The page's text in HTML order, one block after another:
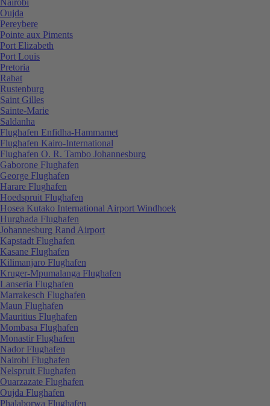
Oujda
Pereybere
Pointe aux Piments
Port Elizabeth
Port Louis
Pretoria
Rabat
Rustenburg
Saint Gilles
Sainte-Marie
Saldanha
Flughafen Enfidha-Hammamet
Flughafen Kairo-International
Flughafen O. R. Tambo Johannesburg
Gaborone Flughafen
George Flughafen
Harare Flughafen
Hoedspruit Flughafen
Hosea Kutako International Airport Windhoek
Hurghada Flughafen
Johannesburg Rand Airport
Kapstadt Flughafen
Kasane Flughafen
Kilimanjaro Flughafen
Kruger-Mpumalanga Flughafen
Lanseria Flughafen
Marrakesch Flughafen
Maun Flughafen
Mauritius Flughafen
Mombasa Flughafen
Monastir Flughafen
Nador Flughafen
Nairobi Flughafen
Nelspruit Flughafen
Ouarzazate Flughafen
Oujda Flughafen
Phalaborwa Flughafen